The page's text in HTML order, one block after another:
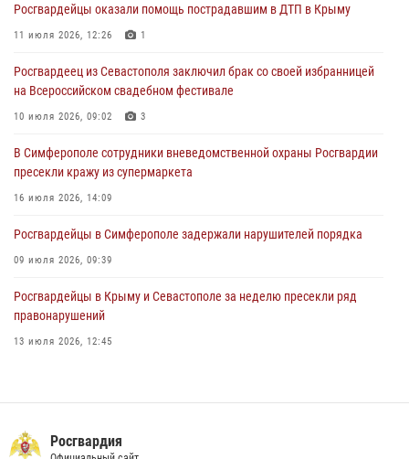
Росгвардейцы Крыма и Севастополя отметили День Крещения Руси
28 июля 2026, 14:18
В Симферополе сотрудники Росгвардии задержали подозреваемого
в краже из гипермаркета
24 июля 2026, 12:21
Росгвардейцы оказали помощь пострадавшим в ДТП в Крыму
11 июля 2026, 12:26 1
Росгвардеец из Севастополя заключил брак со своей избранницей
на Всероссийском свадебном фестивале
10 июля 2026, 09:02 3
В Симферополе сотрудники вневедомственной охраны Росгвардии
пресекли кражу из супермаркета
16 июля 2026, 14:09
Росгвардейцы в Симферополе задержали нарушителей порядка
09 июля 2026, 09:39
Росгвардейцы в Крыму и Севастополе за неделю пресекли ряд
правонарушений
13 июля 2026, 12:45
21 июля 2026, 13:18
Росгвардия в Крыму и Севастополе задержала ряд
Росгвардия